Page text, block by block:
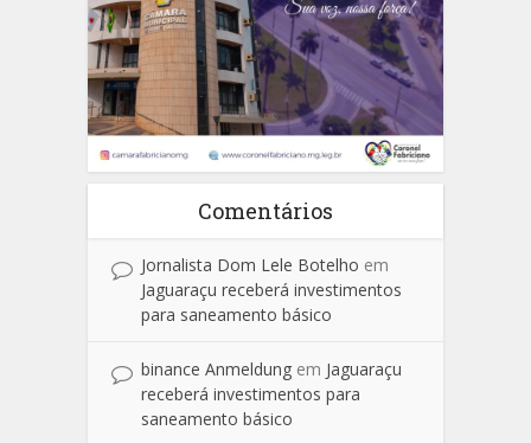
Comentários
Jornalista Dom Lele Botelho em
Jaguaraçu receberá investimentos
para saneamento básico
binance Anmeldung em Jaguaraçu
receberá investimentos para
saneamento básico